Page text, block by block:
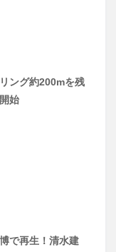
ング約200mを残
始
で再生！清水建